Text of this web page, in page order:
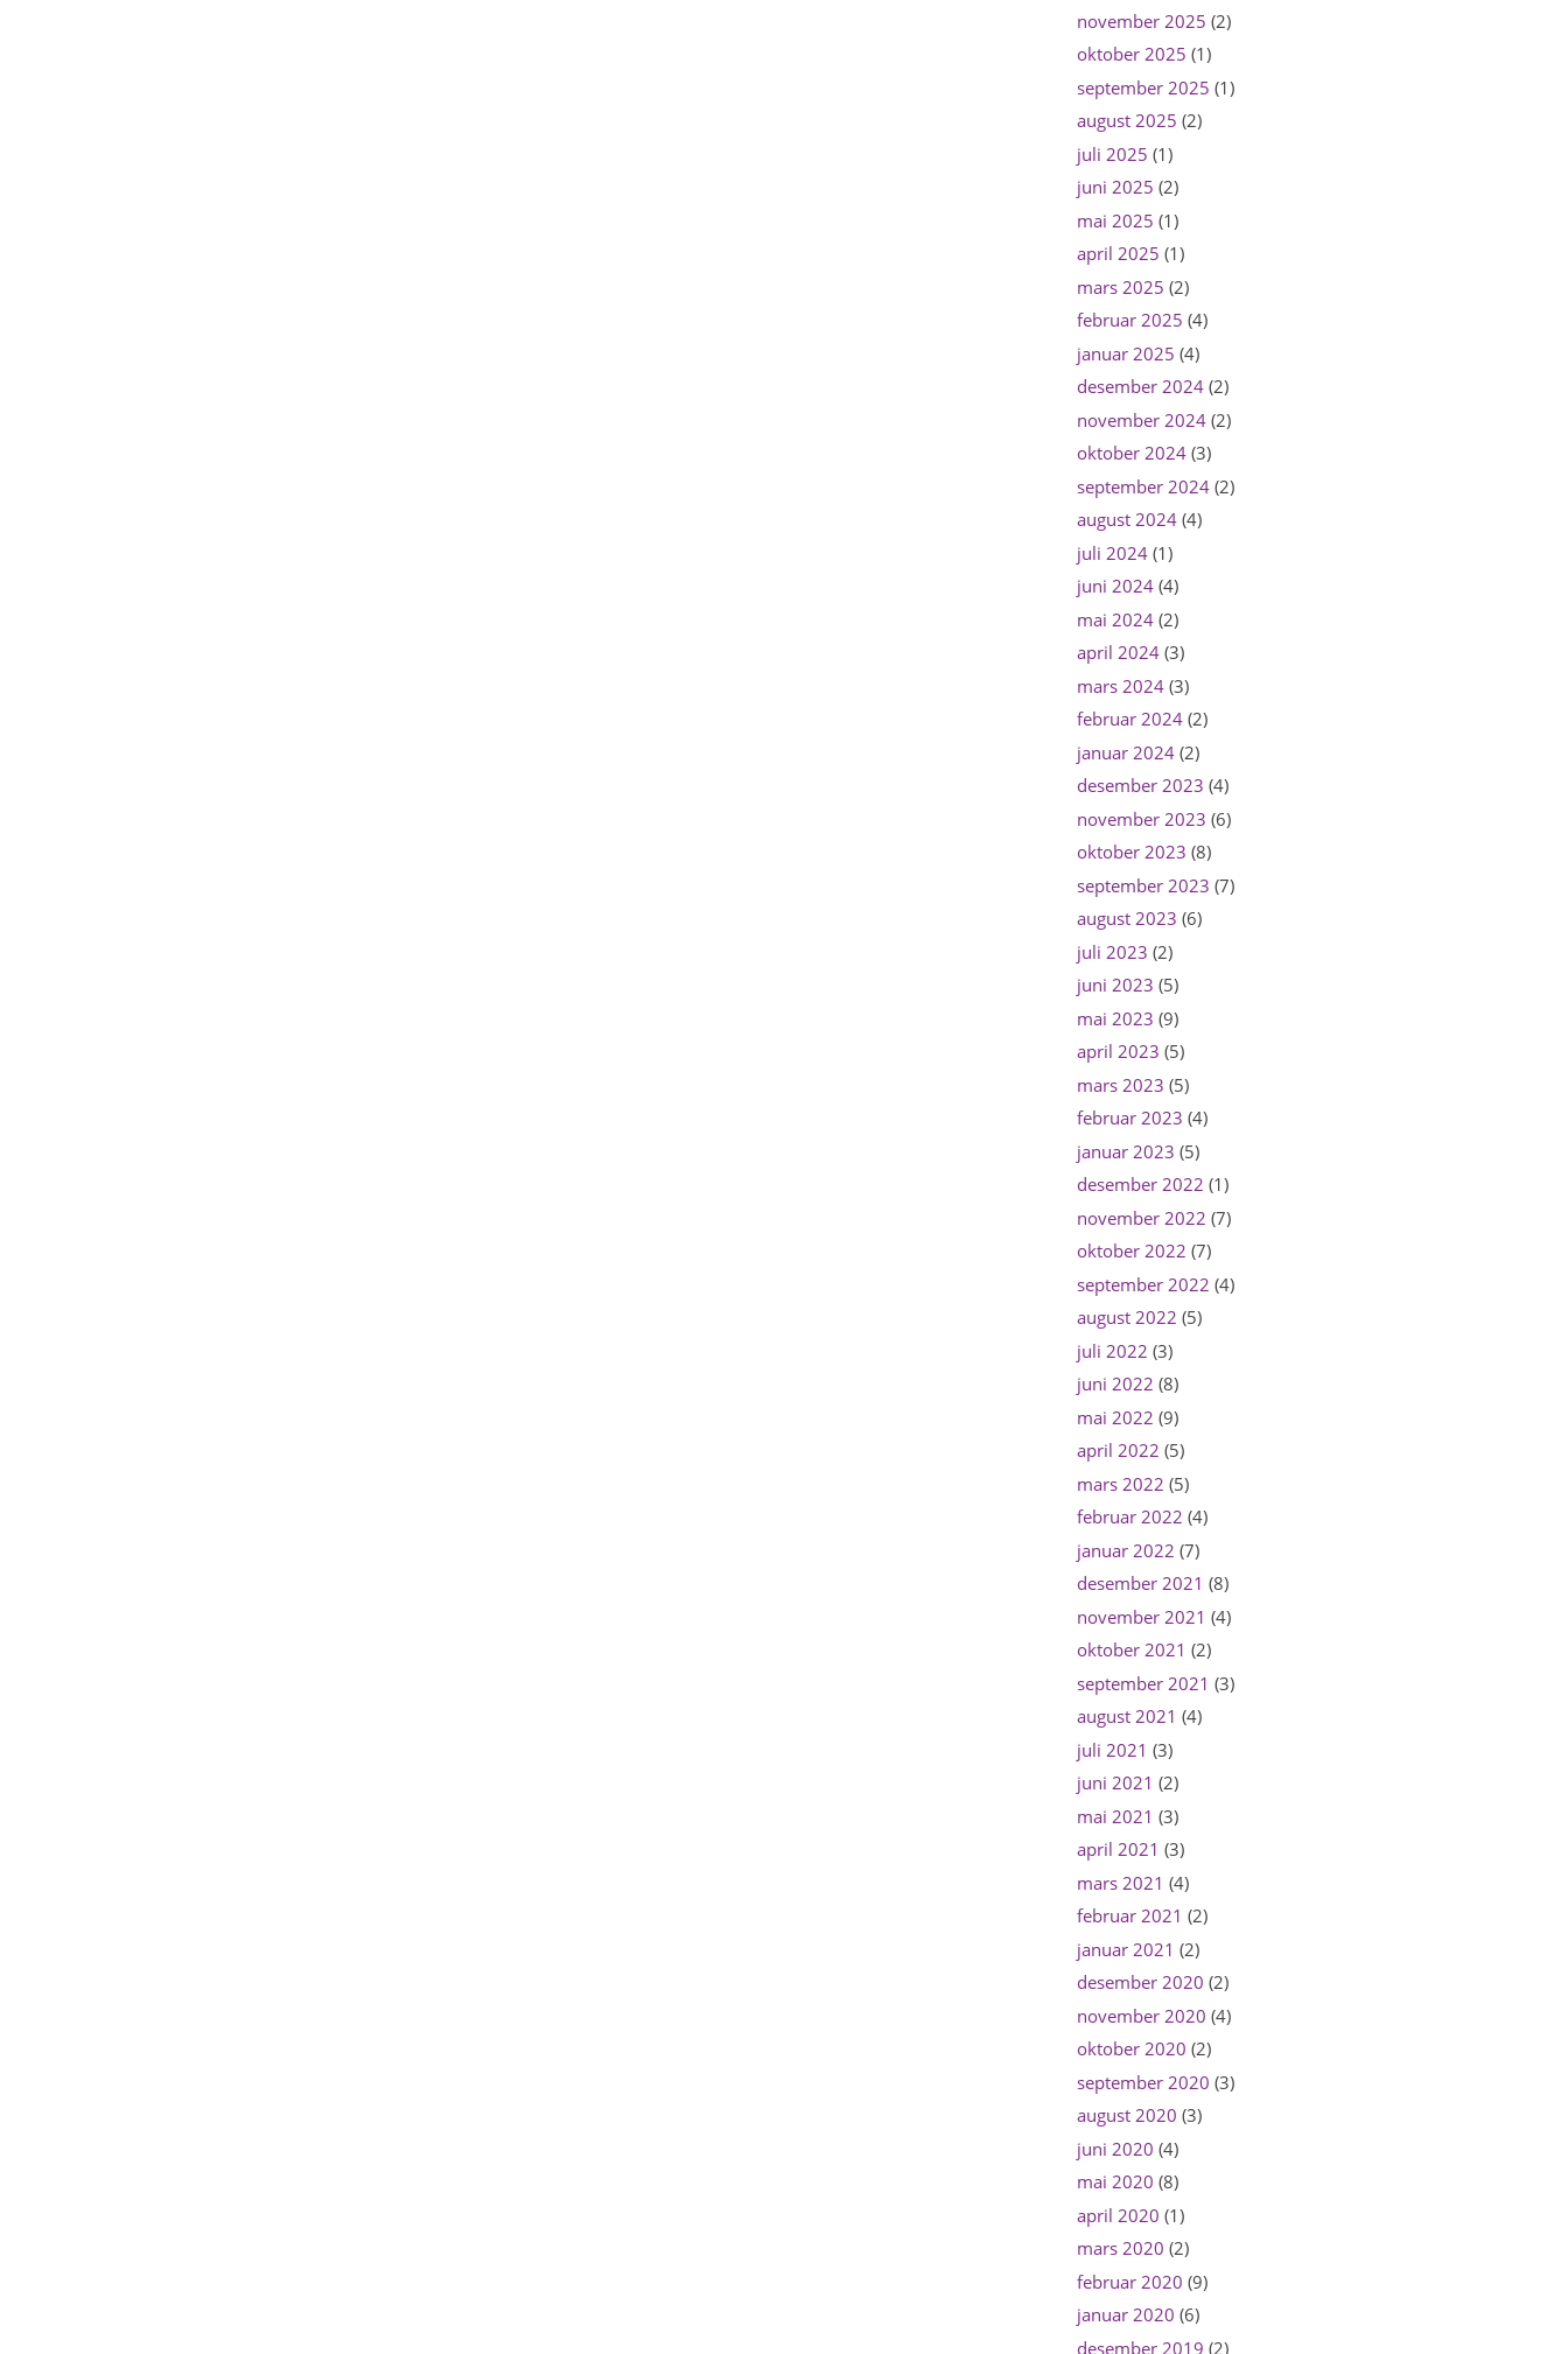
november 2025 (2)
oktober 2025 (1)
september 2025 (1)
august 2025 (2)
juli 2025 (1)
juni 2025 (2)
mai 2025 (1)
april 2025 (1)
mars 2025 (2)
februar 2025 (4)
januar 2025 (4)
desember 2024(2)
november 2024(2)
oktober 2024(3)
september 2024(2)
august 2024(4)
juli 2024(1)
juni 2024(4)
mai 2024(2)
april 2024(3)
mars 2024(3)
februar 2024(2)
januar 2024(2)
desember 2023 (4)
november 2023 (6)
oktober 2023 (8)
september 2023 (7)
august 2023 (6)
juli 2023 (2)
juni 2023 (5)
mai 2023 (9)
april 2023 (5)
mars 2023 (5)
februar 2023 (4)
januar 2023 (5)
desember 2022 (1)
november 2022 (7)
oktober 2022 (7)
september 2022 (4)
august 2022 (5)
juli 2022 (3)
juni 2022 (8)
mai 2022 (9)
april 2022 (5)
mars 2022 (5)
februar 2022 (4)
januar 2022 (7)
desember 2021 (8)
november 2021 (4)
oktober 2021 (2)
september 2021 (3)
august 2021 (4)
juli 2021 (3)
juni 2021 (2)
mai 2021 (3)
april 2021 (3)
mars 2021 (4)
februar 2021 (2)
januar 2021 (2)
desember 2020 (2)
november 2020 (4)
oktober 2020 (2)
september 2020 (3)
august 2020 (3)
juni 2020 (4)
mai 2020 (8)
april 2020 (1)
mars 2020 (2)
februar 2020 (9)
januar 2020 (6)
desember 2019 (2)